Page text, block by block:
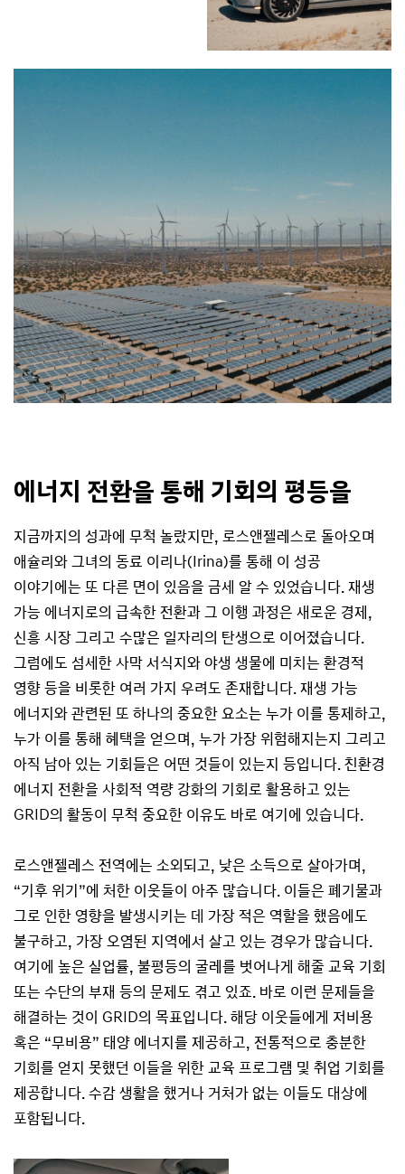
에너지 전환을 통해 기회의 평등을
지금까지의 성과에 무척 놀랐지만, 로스앤젤레스로 돌아오며
애슐리와 그녀의 동료 이리나(Irina)를 통해 이 성공
이야기에는 또 다른 면이 있음을 금세 알 수 있었습니다. 재생
가능 에너지로의 급속한 전환과 그 이행 과정은 새로운 경제,
신흥 시장 그리고 수많은 일자리의 탄생으로 이어졌습니다.
그럼에도 섬세한 사막 서식지와 야생 생물에 미치는 환경적
영향 등을 비롯한 여러 가지 우려도 존재합니다. 재생 가능
에너지와 관련된 또 하나의 중요한 요소는 누가 이를 통제하고,
누가 이를 통해 혜택을 얻으며, 누가 가장 위험해지는지 그리고
아직 남아 있는 기회들은 어떤 것들이 있는지 등입니다. 친환경
에너지 전환을 사회적 역량 강화의 기회로 활용하고 있는
GRID의 활동이 무척 중요한 이유도 바로 여기에 있습니다.
로스앤젤레스 전역에는 소외되고, 낮은 소득으로 살아가며,
“기후 위기”에 처한 이웃들이 아주 많습니다. 이들은 폐기물과
그로 인한 영향을 발생시키는 데 가장 적은 역할을 했음에도
불구하고, 가장 오염된 지역에서 살고 있는 경우가 많습니다.
여기에 높은 실업률, 불평등의 굴레를 벗어나게 해줄 교육 기회
또는 수단의 부재 등의 문제도 겪고 있죠. 바로 이런 문제들을
해결하는 것이 GRID의 목표입니다. 해당 이웃들에게 저비용
혹은 “무비용” 태양 에너지를 제공하고, 전통적으로 충분한
기회를 얻지 못했던 이들을 위한 교육 프로그램 및 취업 기회를
제공합니다. 수감 생활을 했거나 거처가 없는 이들도 대상에
포함됩니다.